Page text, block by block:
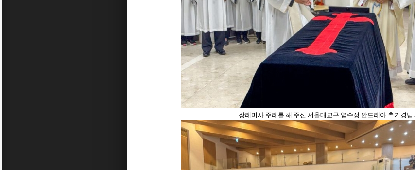
장례미사 주례를 해 주신 서울대교구 염수정 안드레아 추기경님.